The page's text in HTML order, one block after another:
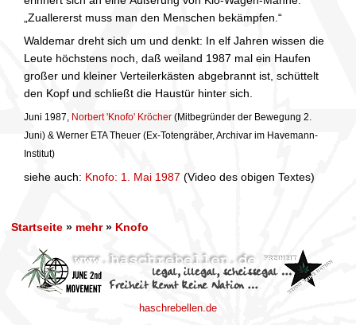
„Zuallererst muss man den Menschen bekämpfen.“
Waldemar dreht sich um und denkt: In elf Jahren wissen die
Leute höchstens noch, daß weiland 1987 mal ein Haufen
großer und kleiner Verteilerkästen abgebrannt ist, schüttelt
den Kopf und schließt die Haustür hinter sich.
Juni 1987, Norbert 'Knofo' Kröcher (Mitbegründer der Bewegung 2.
Juni) & Werner ETA Theuer (Ex-Totengräber, Archivar im Havemann-
Institut)
siehe auch: Knofo: 1. Mai 1987 (Video des obigen Textes)
Startseite » mehr» Knofo
haschrebellen.de